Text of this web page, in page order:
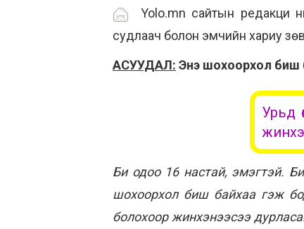
Yolo.mn сайтын редакци нь
судлаач болон эмчийн хариу
АСУУДАЛ: Энэ шохоорхол биш
Урьд
Би одоо 16 настай, эмэгтэй.
шохоорхол биш байхаа гэж
болохоор жинхэнээсээ